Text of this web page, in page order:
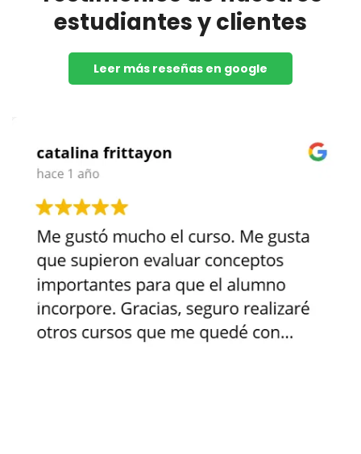
estudiantes y clientes
Leer más reseñas en google